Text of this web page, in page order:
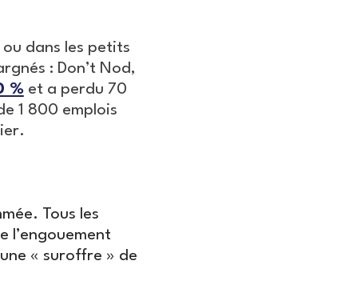
dans les petits
: Don’t Nod,
%et a perdu 70
1 800 emplois
Tous les
l’engouement
« suroffre » de